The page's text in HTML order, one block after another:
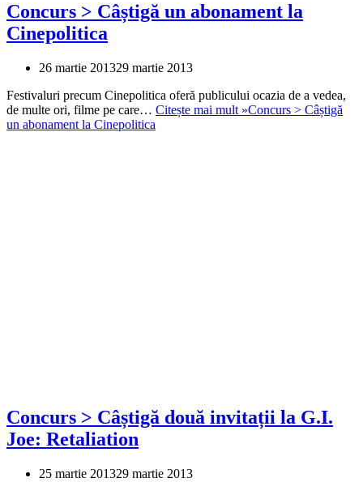
Concurs > Câștigă un abonament la
Cinepolitica
26 martie 201329 martie 2013
Festivaluri precum Cinepolitica oferă publicului ocazia de a vedea,
de multe ori, filme pe care… Citește mai mult »Concurs > Câștigă
un abonament la Cinepolitica
Concurs > Câștigă două invitații la G.I.
Joe: Retaliation
25 martie 201329 martie 2013